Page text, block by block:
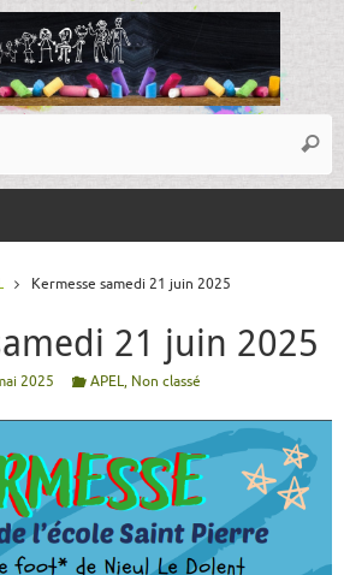
:
Kermesse samedi 21 juin 2025
21 juin 2025
2025 APEL, Non classé